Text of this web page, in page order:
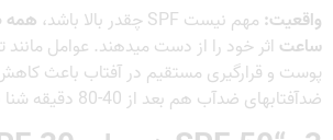
واقعیت: مهم نیست SPF چقدر بالا باشد،
ساعت اثر خود را از دست میدهند. عوامل مانند
پوست و قرارگیری مستقیم در آفتاب باعث
ضدآفتابهای ضدآب هم بعد از 40-80 دقیقه شنا نیاز به تمدید دارند.